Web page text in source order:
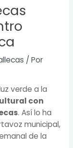
/ Por
verde a la
con
. Así lo ha
municipal,
de la